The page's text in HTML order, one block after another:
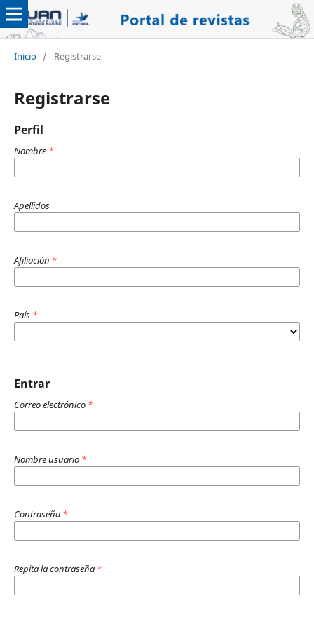
Inicio / Registrarse
Registrarse
Perfil
Nombre *
Apellidos
Afiliación *
País *
Entrar
Correo electrónico *
Nombre usuario *
Contraseña *
Repita la contraseña *